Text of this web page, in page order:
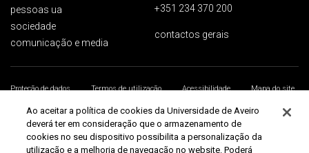
pessoas ua
sociedade
comunicação e media
+351 234 370 200
contactos gerais
Proteção de dados Termos de utilização Acessibilidade
Mapa do site
Universidade de Aveiro 2026
Ao aceitar a política de cookies da Universidade de Aveiro
deverá ter em consideração que o armazenamento de
cookies no seu dispositivo possibilita a personalização da
utilização e a melhoria de navegação no website. Poderá